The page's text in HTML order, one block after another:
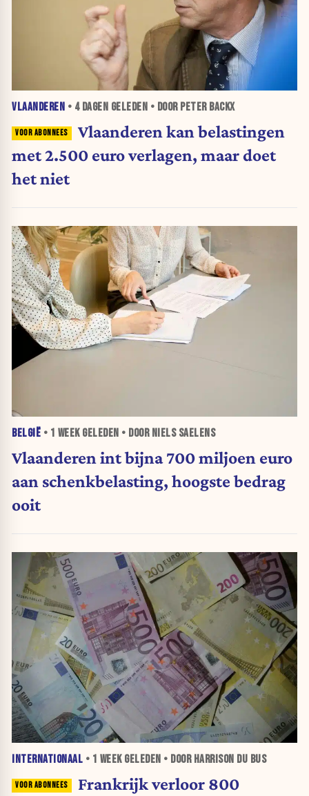
VLAANDEREN • 4 DAGEN GELEDEN • DOOR PETER BACKX
Vlaanderen kan belastingen
met 2.500 euro verlagen, maar doet
het niet
BELGIË • 1 WEEKGELEDEN • DOOR NIELS SAELENS
Vlaanderen int bijna 700 miljoen euro
aan schenkbelasting, hoogste bedrag
ooit
INTERNATIONAAL • 1 WEEKGELEDEN • DOOR HARRISON DU BUS
Frankrijk verloor 800